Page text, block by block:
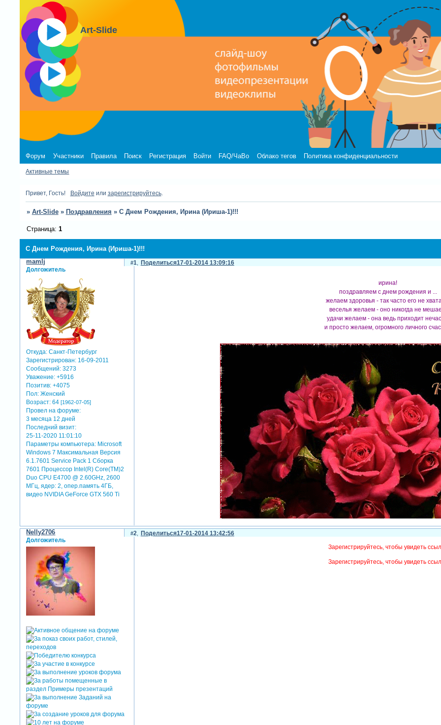
Art-Slide
Форум Участники Правила Поиск Регистрация Войти FAQ/ЧаВо Облако тегов Политика конфиденциальности
Активные темы
Привет, Гость! Войдите или зарегистрируйтесь.
» Art-Slide » Поздравления » С Днем Рождения, Ирина (Ириша-1)!!!
С Днем Рождения, Ирина (Ириша-1)!!!
Страница: 1
Поделиться
1 17-01-2014 13:09:16
mamlj
Долгожитель
Откуда: Санкт-Петербург
Зарегистрирован: 16-09-2011
Сообщений: 3273
Уважение: +5916
Позитив: +4075
Пол: Женский
Возраст: 64[1962-07-05]
Провел на форуме:
3 месяца 12 дней
Последний визит:
25-11-2020 11:01:10
Параметры компьютера: Microsoft
Windows 7 Максимальная Версия
6.1.7601 Service Pack 1 Сборка
7601 Процессор Intel(R) Core(TM)2
Duo CPU E4700 @ 2.60GHz, 2600
МГц, ядер: 2, опер.память 4ГБ,
видео NVIDIA GeForce GTX 560 Ti
ирина!
поздравляем с днем рождения и ...
желаем здоровья - так часто его не
веселья желаем - оно никогда не
удачи желаем - она ведь приходит
и просто желаем, огромного личного
Поделиться
2 17-01-2014 13:42:56
Nelly2706
Долгожитель
Зарегистрируйтесь, чтобы увидеть
Зарегистрируйтесь, чтобы увидеть